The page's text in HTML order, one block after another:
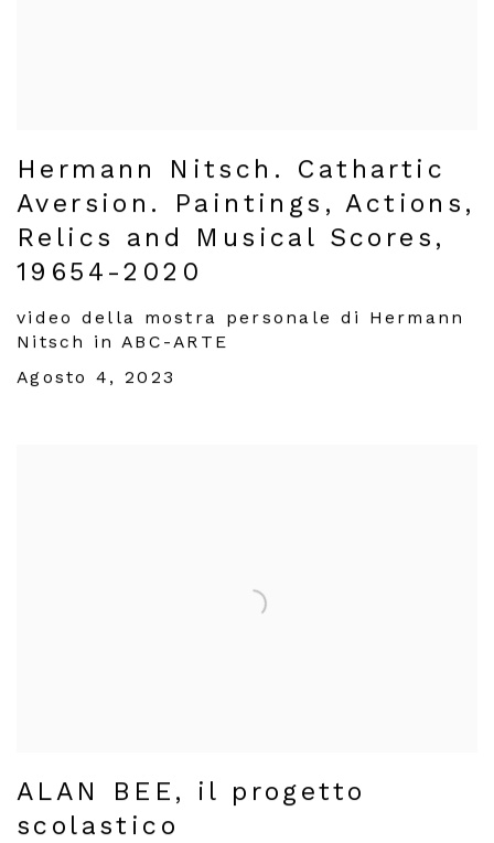
Hermann Nitsch. Cathartic
Aversion. Paintings, Actions,
Relics and Musical Scores,
19654-2020
video della mostra personale di Hermann
Nitsch in ABC-ARTE
Agosto 4, 2023
ALAN BEE, il progetto
scolastico